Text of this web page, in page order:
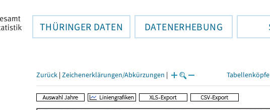
THÜRINGER DATEN DATENERHEBUNG
Zurück | Zeichenerklärungen/Abkürzungen |